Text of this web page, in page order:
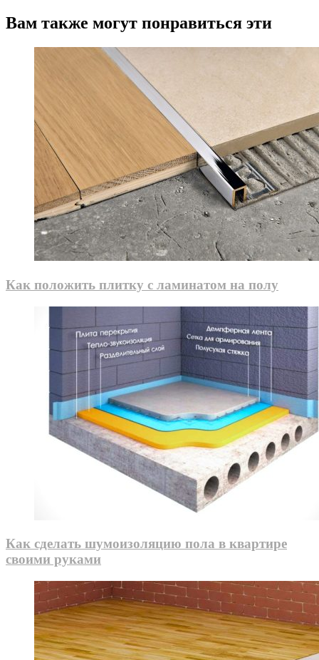
Вам также могут понравиться эти
Как положить плитку с ламинатом на полу
Как сделать шумоизоляцию пола в квартире
своими руками